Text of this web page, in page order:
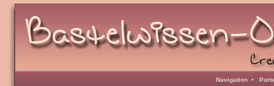
Navigation •